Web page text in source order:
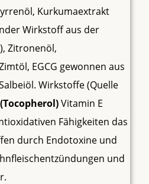
Kurkumaextrakt
Wirkstoff aus der
Zitronenöl,
EGCG gewonnen aus
Wirkstoffe (Quelle
Vitamin E
Fähigkeiten das
durch Endotoxine und
und